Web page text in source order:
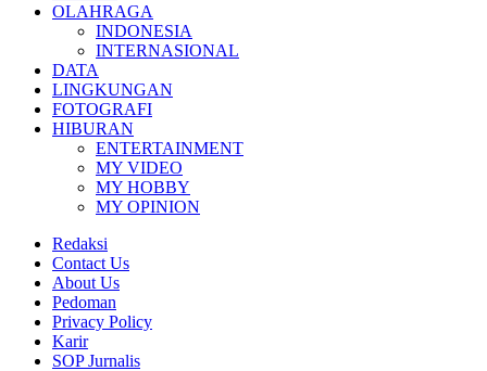
OLAHRAGA
INDONESIA
INTERNASIONAL
DATA
LINGKUNGAN
FOTOGRAFI
HIBURAN
ENTERTAINMENT
MY VIDEO
MY HOBBY
MY OPINION
Redaksi
Contact Us
About Us
Pedoman
Privacy Policy
Karir
SOP Jurnalis